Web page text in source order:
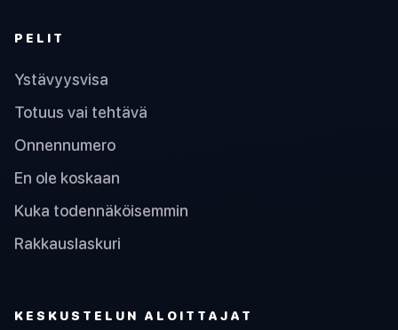
PELIT
Ystävyysvisa
Totuus vai tehtävä
Onnennumero
En ole koskaan
Kuka todennäköisemmin
Rakkauslaskuri
KESKUSTELUN ALOITTAJAT